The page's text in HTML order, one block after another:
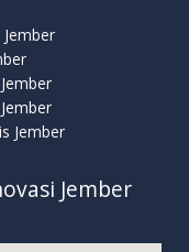
Jember
Jember